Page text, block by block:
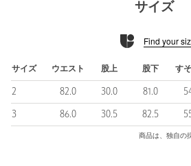
絞り染めのプリントをした後にフェード
KHOKIの得意なコンビネーションや刺繍
ます。
＜KHOKI(コッキ)＞
東京を拠点とするデザインチームにより
サイズ
Find your
サイズ ウエスト 股上 股下 す
2 82.0 30.0 81.0
3 86.0 30.5 82.5
商品は、独自の